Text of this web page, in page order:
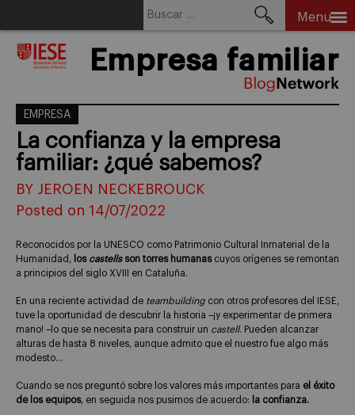
Menu
Empresa familiar
EMPRESA
La confianza y la empresa
familiar: ¿qué sabemos?
BY JEROEN NECKEBROUCK
Posted on 14/07/2022
Reconocidos por la UNESCO como Patrimonio Cultural Inmaterial de la
Humanidad,
los castells son torres humanascuyos orígenes se remontan
a principios del siglo XVIII en Cataluña.
En una reciente actividad de teambuilding con otros profesores del IESE,
tuve la oportunidad de descubrir la historia –¡y experimentar de primera
mano! –lo que se necesita para construir un castell. Pueden alcanzar
alturas de hasta 8 niveles, aunque admito que el nuestro fue algo más
modesto…
Cuando se nos preguntó sobre los valores más importantes para el éxito
de los equipos, en seguida nos pusimos de acuerdo: la confianza.